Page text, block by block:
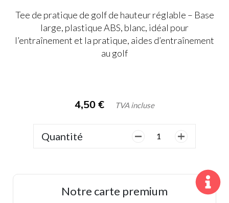
Tee de pratique de golf de hauteur réglable – Base
large, plastique ABS, blanc, idéal pour
l’entraînement et la pratique, aides d’entraînement
au golf
4,50 € TVA incluse
Quantité
quantité
Practice
Notre carte premium